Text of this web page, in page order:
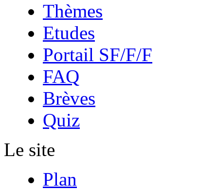
Thèmes
Etudes
Portail SF/F/F
FAQ
Brèves
Quiz
Le site
Plan